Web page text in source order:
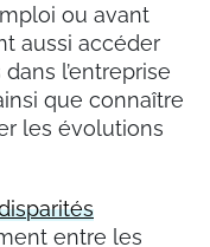
ou avant
aussi accéder
l’entreprise
que connaître
les évolutions
entre les